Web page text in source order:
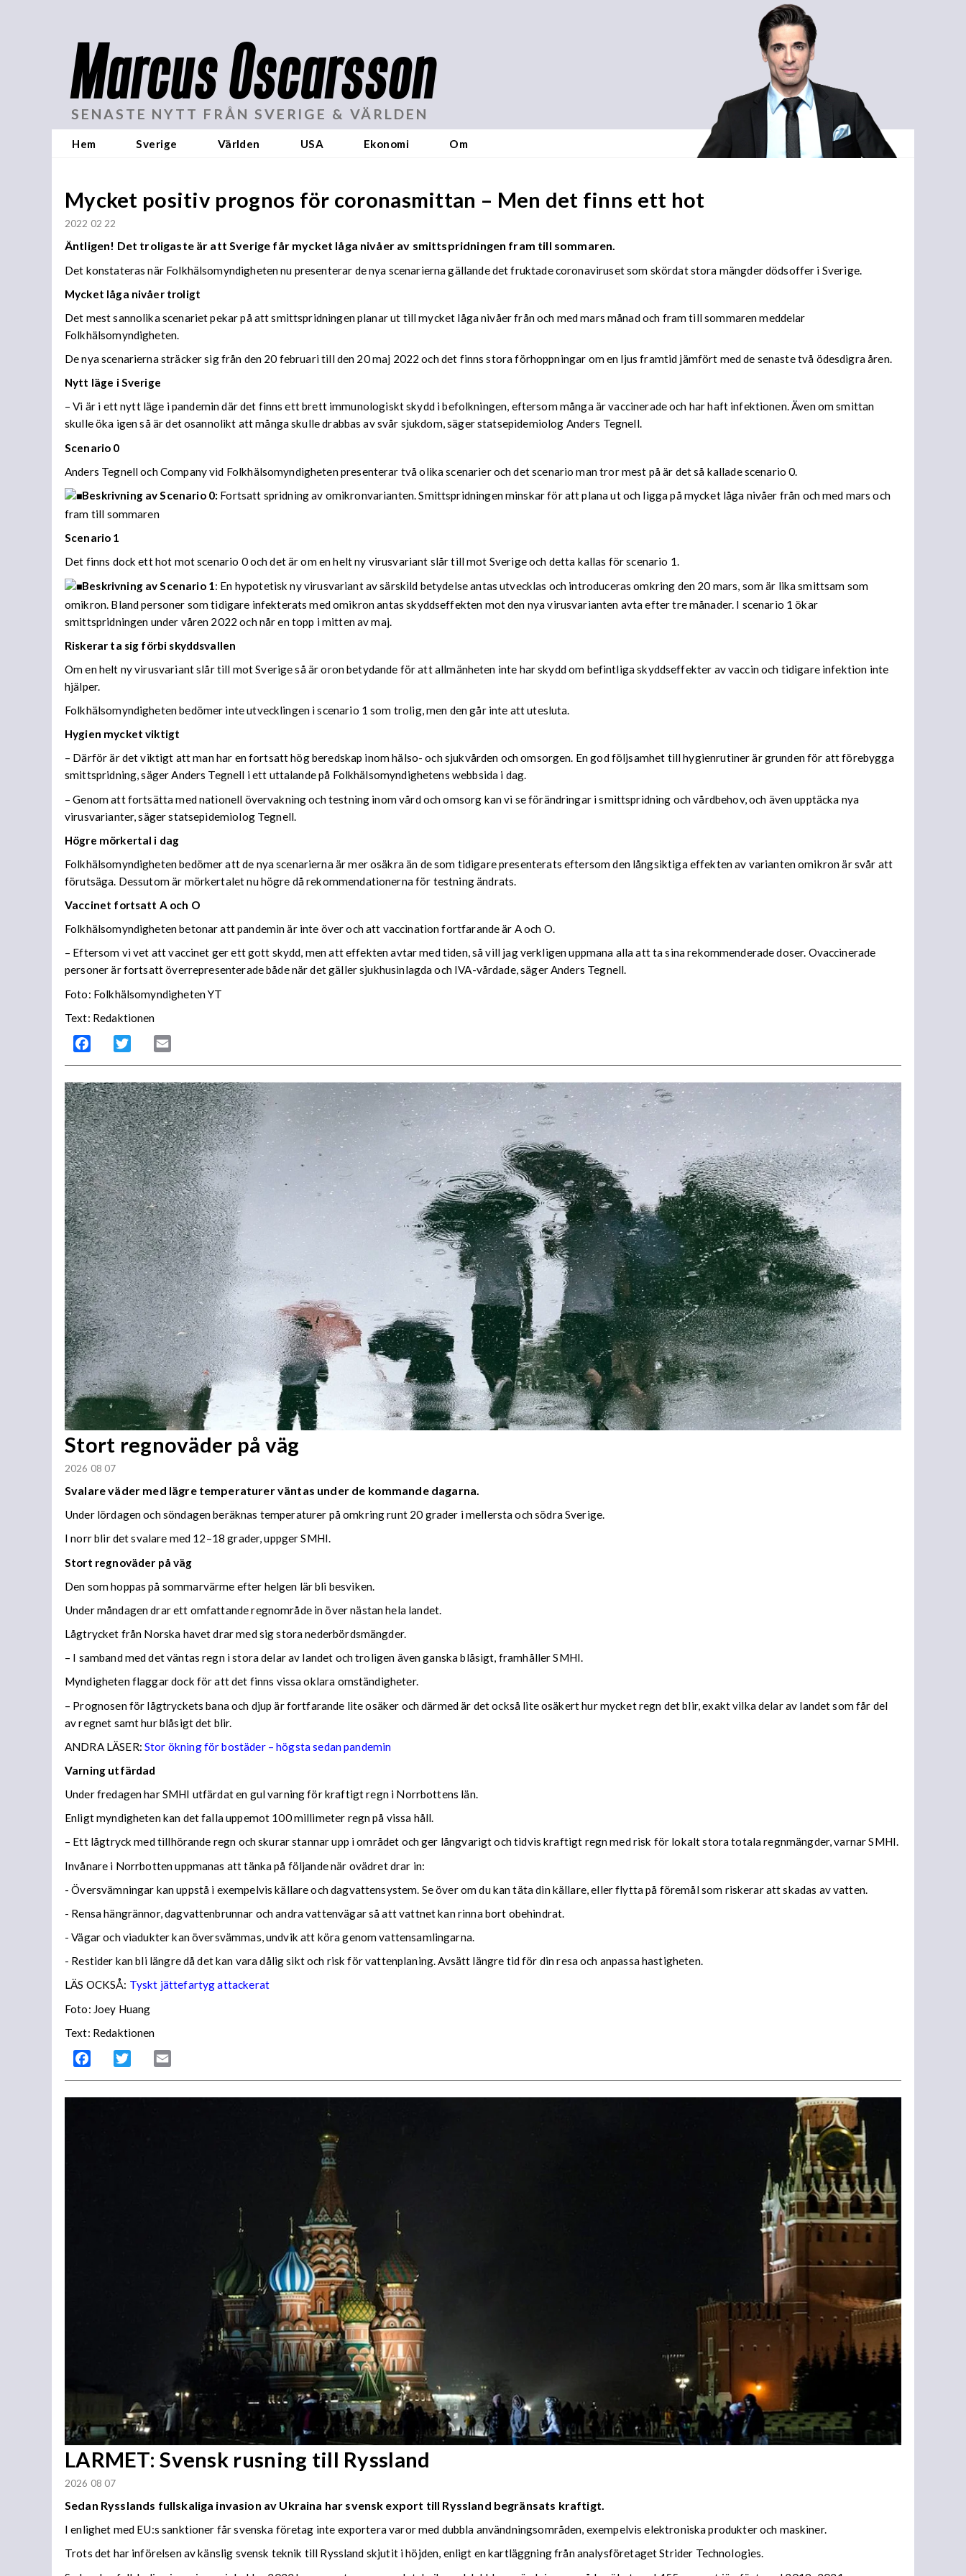
Marcus Oscarsson
SENASTE NYTT FRÅN SVERIGE & VÄRLDEN
Hem Sverige Världen USA Ekonomi Om
Mycket positiv prognos för coronasmittan – Men det finns ett hot
2022 02 22
Äntligen! Det troligaste är att Sverige får mycket låga nivåer av smittspridningen fram till sommaren.
Det konstateras när Folkhälsomyndigheten nu presenterar de nya scenarierna gällande det fruktade coronaviruset som skördat stora mängder dödsoffer i Sverige.
Mycket låga nivåer troligt
Det mest sannolika scenariet pekar på att smittspridningen planar ut till mycket låga nivåer från och med mars månad och fram till sommaren meddelar
Folkhälsomyndigheten.
De nya scenarierna sträcker sig från den 20 februari till den 20 maj 2022 och det finns stora förhoppningar om en ljus framtid jämfört med de senaste två ödesdigra åren.
Nytt läge i Sverige
– Vi är i ett nytt läge i pandemin där det finns ett brett immunologiskt skydd i befolkningen, eftersom många är vaccinerade och har haft infektionen. Även om smittan
skulle öka igen så är det osannolikt att många skulle drabbas av svår sjukdom, säger statsepidemiolog Anders Tegnell.
Scenario 0
Anders Tegnell och Company vid Folkhälsomyndigheten presenterar två olika scenarier och det scenario man tror mest på är det så kallade scenario 0.
Beskrivning av Scenario 0: Fortsatt spridning av omikronvarianten. Smittspridningen minskar för att plana ut och ligga på mycket låga nivåer från och med mars och
fram till sommaren
Scenario 1
Det finns dock ett hot mot scenario 0 och det är om en helt ny virusvariant slår till mot Sverige och detta kallas för scenario 1.
Beskrivning av Scenario 1 : En hypotetisk ny virusvariant av särskild betydelse antas utvecklas och introduceras omkring den 20 mars, som är lika smittsam som
omikron. Bland personer som tidigare infekterats med omikron antas skyddseffekten mot den nya virusvarianten avta efter tre månader. I scenario 1 ökar
smittspridningen under våren 2022 och når en topp i mitten av maj.
Riskerar ta sig förbi skyddsvallen
Om en helt ny virusvariant slår till mot Sverige så är oron betydande för att allmänheten inte har skydd om befintliga skyddseffekter av vaccin och tidigare infektion inte
hjälper.
Folkhälsomyndigheten bedömer inte utvecklingen i scenario 1 som trolig, men den går inte att utesluta.
Hygien mycket viktigt
– Därför är det viktigt att man har en fortsatt hög beredskap inom hälso- och sjukvården och omsorgen. En god följsamhet till hygienrutiner är grunden för att förebygga
smittspridning, säger Anders Tegnell i ett uttalande på Folkhälsomyndighetens webbsida i dag.
– Genom att fortsätta med nationell övervakning och testning inom vård och omsorg kan vi se förändringar i smittspridning och vårdbehov, och även upptäcka nya
virusvarianter, säger statsepidemiolog Tegnell.
Högre mörkertal i dag
Folkhälsomyndigheten bedömer att de nya scenarierna är mer osäkra än de som tidigare presenterats eftersom den långsiktiga effekten av varianten omikron är svår att
förutsäga. Dessutom är mörkertalet nu högre då rekommendationerna för testning ändrats.
Vaccinet fortsatt A och O
Folkhälsomyndigheten betonar att pandemin är inte över och att vaccination fortfarande är A och O.
– Eftersom vi vet att vaccinet ger ett gott skydd, men att effekten avtar med tiden, så vill jag verkligen uppmana alla att ta sina rekommenderade doser. Ovaccinerade
personer är fortsatt överrepresenterade både när det gäller sjukhusinlagda och IVA-vårdade, säger Anders Tegnell.
Foto: Folkhälsomyndigheten YT
Text: Redaktionen
Facebook Twitter
Stort regnoväder på väg
2026 08 07
Svalare väder med lägre temperaturer väntas under de kommande dagarna.
Under lördagen och söndagen beräknas temperaturer på omkring runt 20 grader i mellersta och södra Sverige.
I norr blir det svalare med 12–18 grader, uppger SMHI.
Stort regnoväder på väg
Den som hoppas på sommarvärme efter helgen lär bli besviken.
Under måndagen drar ett omfattande regnområde in över nästan hela landet.
Lågtrycket från Norska havet drar med sig stora nederbördsmängder.
– I samband med det väntas regn i stora delar av landet och troligen även ganska blåsigt, framhåller SMHI.
Myndigheten flaggar dock för att det finns vissa oklara omständigheter.
– Prognosen för lågtryckets bana och djup är fortfarande lite osäker och därmed är det också lite osäkert hur mycket regn det blir, exakt vilka delar av landet som får del
av regnet samt hur blåsigt det blir.
ANDRA LÄSER: Stor ökning för bostäder – högsta sedan pandemin
Varning utfärdad
Under fredagen har SMHI utfärdat en gul varning för kraftigt regn i Norrbottens län.
Enligt myndigheten kan det falla uppemot 100 millimeter regn på vissa håll.
– Ett lågtryck med tillhörande regn och skurar stannar upp i området och ger långvarigt och tidvis kraftigt regn med risk för lokalt stora totala regnmängder, varnar SMHI.
Invånare i Norrbotten uppmanas att tänka på följande när ovädret drar in:
- Översvämningar kan uppstå i exempelvis källare och dagvattensystem. Se över om du kan täta din källare, eller flytta på föremål som riskerar att skadas av vatten.
- Rensa hängrännor, dagvattenbrunnar och andra vattenvägar så att vattnet kan rinna bort obehindrat.
- Vägar och viadukter kan översvämmas, undvik att köra genom vattensamlingarna.
- Restider kan bli längre då det kan vara dålig sikt och risk för vattenplaning. Avsätt längre tid för din resa och anpassa hastigheten.
LÄS OCKSÅ: Tyskt jättefartyg attackerat
Foto: Joey Huang
Text: Redaktionen
Facebook Twitter
LARMET: Svensk rusning till Ryssland
2026 08 07
Sedan Rysslands fullskaliga invasion av Ukraina har svensk export till Ryssland begränsats kraftigt.
I enlighet med EU:s sanktioner får svenska företag inte exportera varor med dubbla användningsområden, exempelvis elektroniska produkter och maskiner.
Trots det har införelsen av känslig svensk teknik till Ryssland skjutit i höjden, enligt en kartläggning från analysföretaget Strider Technologies.